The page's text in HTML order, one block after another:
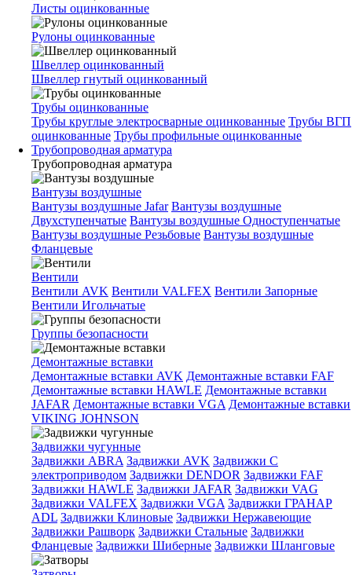
Листы оцинкованные
Рулоны оцинкованные
Швеллер оцинкованный
Швеллер гнутый оцинкованный
Трубы оцинкованные
Трубы круглые электросварные оцинкованные Трубы ВГП
оцинкованные Трубы профильные оцинкованные
Трубопроводная арматура
Трубопроводная арматура
Вантузы воздушные
Вантузы воздушные Jafar Вантузы воздушные
Двухступенчатые Вантузы воздушные Одноступенчатые
Вантузы воздушные Резьбовые Вантузы воздушные
Фланцевые
Вентили
Вентили AVK Вентили VALFEX Вентили Запорные
Вентили Игольчатые
Группы безопасности
Демонтажные вставки
Демонтажные вставки AVK Демонтажные вставки FAF
Демонтажные вставки HAWLE Демонтажные вставки
JAFAR Демонтажные вставки VGA Демонтажные вставки
VIKING JOHNSON
Задвижки чугунные
Задвижки ABRA Задвижки AVK Задвижки C
электроприводом Задвижки DENDOR Задвижки FAF
Задвижки HAWLE Задвижки JAFAR Задвижки VAG
Задвижки VALFEX Задвижки VGA Задвижки ГРАНАР
ADL Задвижки Клиновые Задвижки Нержавеющие
Задвижки Рашворк Задвижки Стальные Задвижки
Фланцевые Задвижки Шиберные Задвижки Шланговые